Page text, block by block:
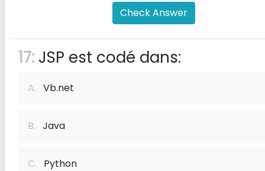
Check Answer
17: JSP est codé dans:
A. Vb.net
B. Java
C. Python